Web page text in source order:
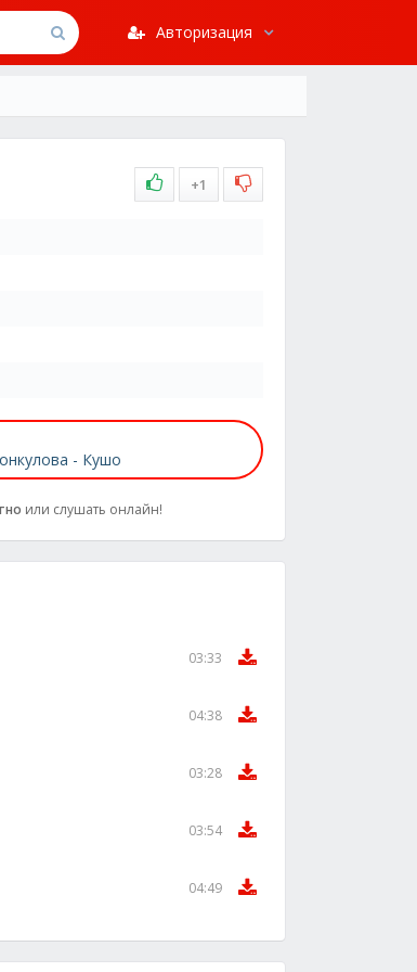
Авторизация
+1
- Кушо
или слушать онлайн!
03:33
04:38
03:28
03:54
04:49